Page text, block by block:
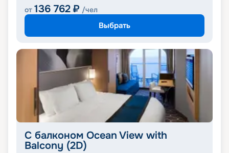
от 136 762 ₽ /чел
Выбрать
С балконом Ocean View with
Balcony (2D)